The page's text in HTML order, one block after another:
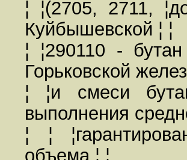
¦ ¦(2705, 2711,
Куйбышевской ¦ ¦
¦ ¦290110 -
Горьковской
¦ ¦и смеси
выполнения
¦ ¦
объема ¦ ¦